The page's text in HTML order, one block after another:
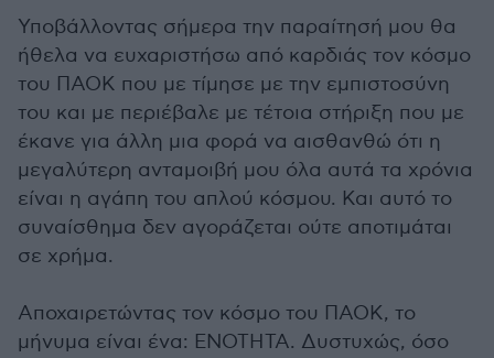
Υποβάλλοντας σήμερα την παραίτησή μου θα
ήθελα να ευχαριστήσω από καρδιάς τον κόσμο
του ΠΑΟΚ που με τίμησε με την εμπιστοσύνη
του και με περιέβαλε με τέτοια στήριξη που με
έκανε για άλλη μια φορά να αισθανθώ ότι η
μεγαλύτερη ανταμοιβή μου όλα αυτά τα χρόνια
είναι η αγάπη του απλού κόσμου. Και αυτό το
συναίσθημα δεν αγοράζεται ούτε αποτιμάται
σε χρήμα.
Αποχαιρετώντας τον κόσμο του ΠΑΟΚ, το
μήνυμα είναι ένα: ΕΝΟΤΗΤΑ. Δυστυχώς, όσο